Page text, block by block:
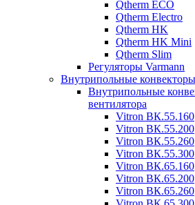
Qtherm ECO
Qtherm Electro
Qtherm HK
Qtherm HK Mini
Qtherm Slim
Регуляторы Varmann
Внутрипольные
Внутрипольные
вентилятора
Vitron ВК.55.160
Vitron ВК.55.200
Vitron ВК.55.260
Vitron ВК.55.300
Vitron ВК.65.160
Vitron ВК.65.200
Vitron ВК.65.260